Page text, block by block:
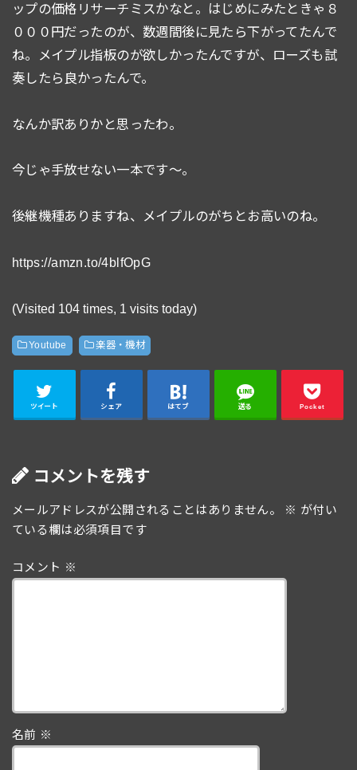
ップの価格リサーチミスかなと。はじめにみたときゃ８
０００円だったのが、数週間後に見たら下がってたんで
ね。メイプル指板のが欲しかったんですが、ローズも試
奏したら良かったんで。
なんか訳ありかと思ったわ。
今じゃ手放せない一本です〜。
後継機種ありますね、メイプルのがちとお高いのね。
https://amzn.to/4blfOpG
(Visited 104 times, 1 visits today)
Youtube 楽器・機材
ツイート シェア はてブ 送る Pocket
コメントを残す
メールアドレスが公開されることはありません。 ※ が付い
ている欄は必須項目です
コメント ※
名前 ※